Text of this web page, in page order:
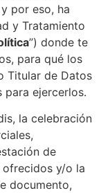
por eso, ha
y Tratamiento
”) donde te
para qué los
Titular de Datos
para ejercerlos.
la celebración
de
y/o la
documento,